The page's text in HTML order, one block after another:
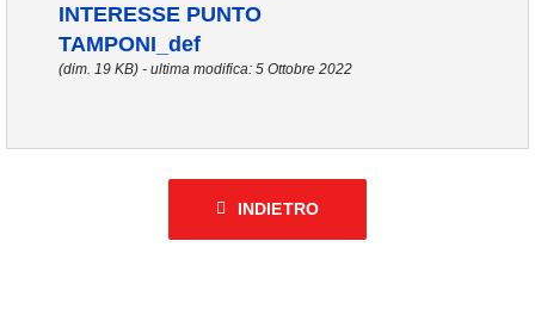
INTERESSE PUNTO
TAMPONI_def
(dim. 19 KB) - ultima modifica: 5 Ottobre 2022
INDIETRO